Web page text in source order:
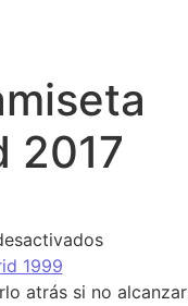
2017
en precio
atrás si no alcanzar